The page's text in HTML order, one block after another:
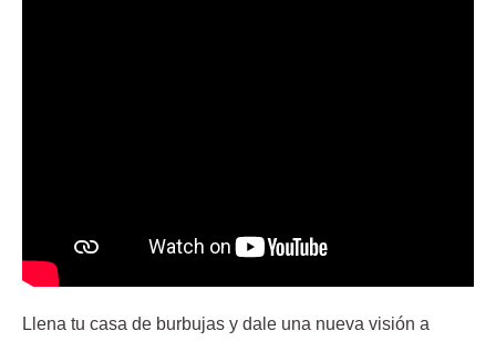
Llena tu casa de burbujas y dale una nueva visión a